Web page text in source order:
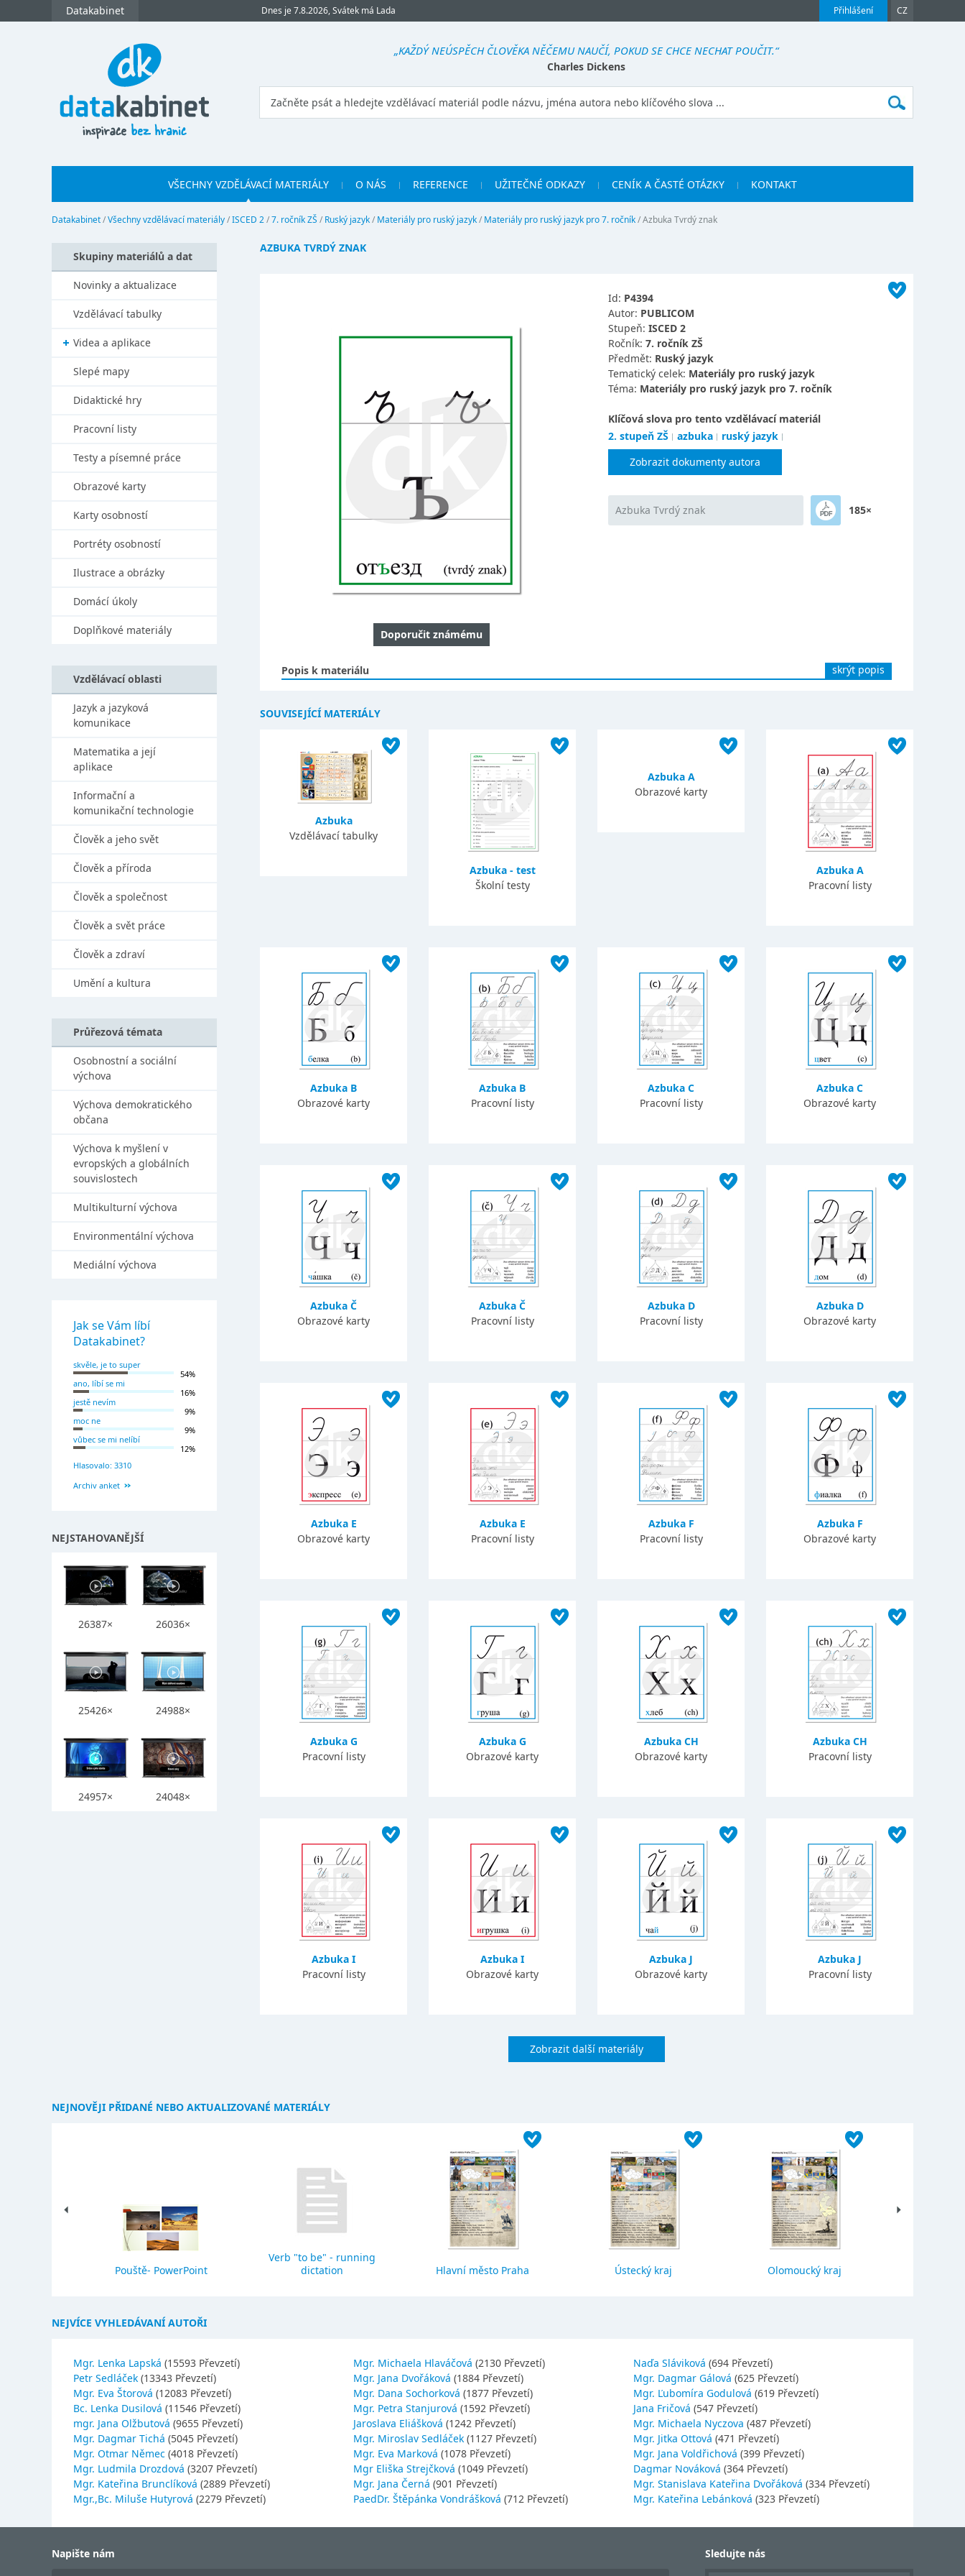
Přihlášení CZ
Datakabinet Dnes je 7.8.2026, Svátek má Lada
„KAŽDÝ NEÚSPĚCH ČLOVĚKA NĚČEMU NAUČÍ, POKUD SE CHCE NECHAT POUČIT.“
Charles Dickens
VŠECHNY VZDĚLÁVACÍ MATERIÁLY O NÁS REFERENCE UŽITEČNÉ ODKAZY CENÍK A ČASTÉ OTÁZKY KONTAKT
Datakabinet/Všechny vzdělávací materiály/ISCED 2/7. ročník ZŠ / Ruský jazyk/ Materiály pro ruský jazyk/ Materiály pro ruský jazyk pro 7. ročník/Azbuka Tvrdý znak
AZBUKA TVRDÝ ZNAK
Doporučit známému
Id: P4394
Autor: PUBLICOM
Stupeň: ISCED 2
Ročník: 7. ročník ZŠ
Předmět: Ruský jazyk
Tematický celek: Materiály pro ruský jazyk
Téma: Materiály pro ruský jazyk pro 7. ročník
Klíčová slova pro tento vzdělávací materiál
2. stupeň ZŠ
azbuka
ruský jazyk
Zobrazit dokumenty autora
Azbuka Tvrdý znak 185×
Popis k materiálu skrýt popis
SOUVISEJÍCÍ MATERIÁLY
Azbuka
Vzdělávací tabulky
Azbuka - test
Školní testy
Azbuka A
Obrazové karty
Azbuka A
Pracovní listy
Azbuka B
Obrazové karty
Azbuka B
Pracovní listy
Azbuka C
Pracovní listy
Azbuka C
Obrazové karty
Azbuka Č
Obrazové karty
Azbuka Č
Pracovní listy
Azbuka D
Pracovní listy
Azbuka D
Obrazové karty
Azbuka E
Obrazové karty
Azbuka E
Pracovní listy
Azbuka F
Pracovní listy
Azbuka F
Obrazové karty
Azbuka G
Pracovní listy
Azbuka G
Obrazové karty
Azbuka CH
Obrazové karty
Azbuka CH
Pracovní listy
Azbuka I
Pracovní listy
Azbuka I
Obrazové karty
Azbuka J
Obrazové karty
Azbuka J
Pracovní listy
Zobrazit další materiály
Skupiny materiálů a dat
Novinky a aktualizace
Vzdělávací tabulky
Videa a aplikace
Slepé mapy
Didaktické hry
Pracovní listy
Testy a písemné práce
Obrazové karty
Karty osobností
Portréty osobností
Ilustrace a obrázky
Domácí úkoly
Doplňkové materiály
Vzdělávací oblasti
Jazyk a jazyková
komunikace
Matematika a její
aplikace
Informační a
komunikační technologie
Člověk a jeho svět
Člověk a příroda
Člověk a společnost
Člověk a svět práce
Člověk a zdraví
Umění a kultura
Průřezová témata
Osobnostní a sociální
výchova
Výchova demokratického
občana
Výchova k myšlení v
evropských a globálních
souvislostech
Multikulturní výchova
Environmentální výchova
Mediální výchova
Jak se Vám líbí
Datakabinet?
skvěle, je to super
54%
ano, líbí se mi
16%
jestě nevím
9%
moc ne
9%
vůbec se mi nelíbí
12%
Hlasovalo: 3310
Archiv anket
NEJSTAHOVANĚJŠÍ
26387× 26036×
25426× 24988×
24957× 24048×
NEJNOVĚJI PŘIDANÉ NEBO AKTUALIZOVANÉ MATERIÁLY
Pouště- PowerPoint
Verb "to be" - running
dictation
Hlavní město Praha Ústecký kraj Olomoucký kraj
NEJVÍCE VYHLEDÁVANÍ AUTOŘI
Mgr. Lenka Lapská (15593 Převzetí)
Petr Sedláček (13343 Převzetí)
Mgr. Eva Štorová (12083 Převzetí)
Bc. Lenka Dusilová (11546 Převzetí)
mgr. Jana Olžbutová (9655 Převzetí)
Mgr. Dagmar Tichá (5045 Převzetí)
Mgr. Otmar Němec (4018 Převzetí)
Mgr. Ludmila Drozdová (3207 Převzetí)
Mgr. Kateřina Brunclíková (2889 Převzetí)
Mgr.,Bc. Miluše Hutyrová (2279 Převzetí)
Mgr. Michaela Hlaváčová (2130 Převzetí)
Mgr. Jana Dvořáková (1884 Převzetí)
Mgr. Dana Sochorková (1877 Převzetí)
Mgr. Petra Stanjurová (1592 Převzetí)
Jaroslava Eliášková (1242 Převzetí)
Mgr. Miroslav Sedláček (1127 Převzetí)
Mgr. Eva Marková (1078 Převzetí)
Mgr Eliška Strejčková (1049 Převzetí)
Mgr. Jana Černá (901 Převzetí)
PaedDr. Štěpánka Vondrášková (712 Převzetí)
Naďa Sláviková (694 Převzetí)
Mgr. Dagmar Gálová (625 Převzetí)
Mgr. Ľubomíra Godulová (619 Převzetí)
Jana Fričová (547 Převzetí)
Mgr. Michaela Nyczova (487 Převzetí)
Mgr. Jitka Ottová (471 Převzetí)
Mgr. Jana Voldřichová (399 Převzetí)
Dagmar Nováková (364 Převzetí)
Mgr. Stanislava Kateřina Dvořáková (334 Převzetí)
Mgr. Kateřina Lebánková (323 Převzetí)
Napište nám Sledujte nás